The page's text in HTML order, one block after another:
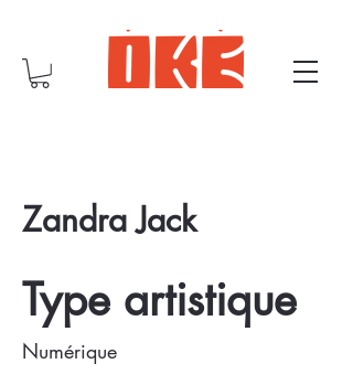
Zandra Jack
Type artistique
Numérique